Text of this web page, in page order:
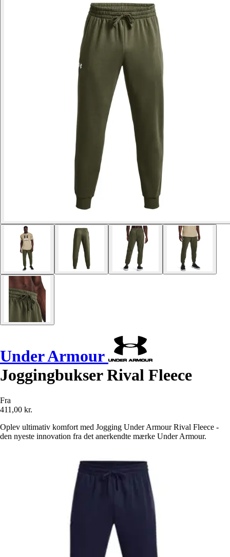
Under Armour
Joggingbukser Rival Fleece
Fra
411,00 kr.
Oplev ultimativ komfort med Jogging Under Armour Rival Fleece -
den nyeste innovation fra det anerkendte mærke Under Armour.